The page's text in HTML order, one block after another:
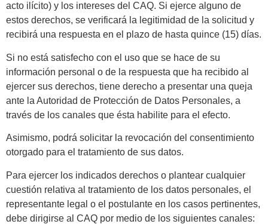
acto ilícito) y los intereses del CAQ. Si ejerce alguno de
estos derechos, se verificará la legitimidad de la solicitud y
recibirá una respuesta en el plazo de hasta quince (15) días.
Si no está satisfecho con el uso que se hace de su
información personal o de la respuesta que ha recibido al
ejercer sus derechos, tiene derecho a presentar una queja
ante la Autoridad de Protección de Datos Personales, a
través de los canales que ésta habilite para el efecto.
Asimismo, podrá solicitar la revocación del consentimiento
otorgado para el tratamiento de sus datos.
Para ejercer los indicados derechos o plantear cualquier
cuestión relativa al tratamiento de los datos personales, el
representante legal o el postulante en los casos pertinentes,
debe dirigirse al CAQ por medio de los siguientes canales: